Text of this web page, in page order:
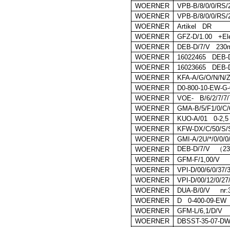
WOERNER
VPB-B/8/0/0/RS/
WOERNER
VPB-B/8/0/0/RS/
WOERNER
Artikel DR
WOERNER
GFZ-D/1.00
WOERNER
DEB-D/7/V
WOERNER
16022465 DEB-
WOERNER
16023665 DEB-
WOERNER
KFA-A/G/O/N/N/
WOERNER
D0-800-10-EW-
WOERNER
VOE- B/6/2/7/7/
WOERNER
GMA-B/5/F1/0/
WOERNER
KUO-A/01 0-2,5
WOERNER
KFW-DX/C/50/
WOERNER
GMI-A/2U/*/0/0/
WOERNER
DEB-D/7/V （
WOERNER
GFM-F/1,00/V
WOERNER
VPI-D/00/6/0/37/
WOERNER
VPI-D/00/12/0/
WOERNER
DUA-B/0/V
WOERNER
D 0-400-09-EW
WOERNER
GFM-L/6,1/D/V
WOERNER
DBSST-35-07-